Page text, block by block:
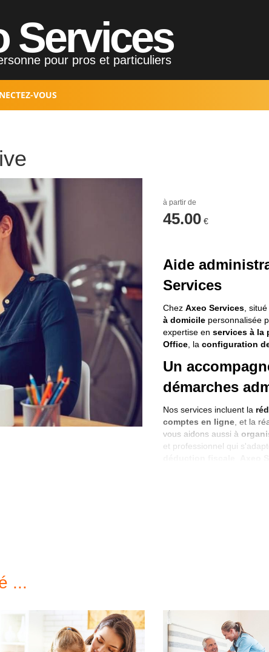
Services
pour pros et particuliers
VOUS
à partir de
45.00 €
Aide
Services
Chez Axeo Services ,
à domicile personnalisée
expertise en services à la
Office , la configuration
Un
démarches
Nos services incluent la
comptes en ligne , et la
vous aidons aussi à
et professionnel qui
...